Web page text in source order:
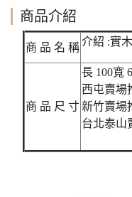
商品介紹
商 品 名 稱 介紹 :實
商 品 尺 寸
長 100寬
西屯賣場
新竹賣場
台北泰山